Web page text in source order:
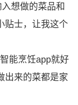
想做的菜品和
贴士，让我这个
能烹饪app就好
出来的菜都是家